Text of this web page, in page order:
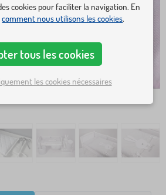
cookies pour faciliter la navigation. En
comment nous utilisons les cookies.
tous les cookies
les cookies nécessaires